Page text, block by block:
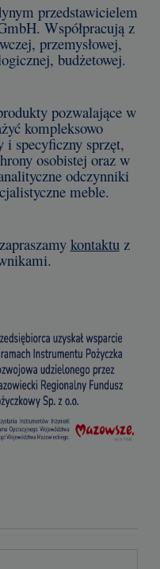
przedstawicielem
Współpracują z
przemysłowej,
budżetowej.
pozwalające w
kompleksowo
i specyficzny sprzęt,
osobistej oraz w
odczynniki
meble.
kontaktu z